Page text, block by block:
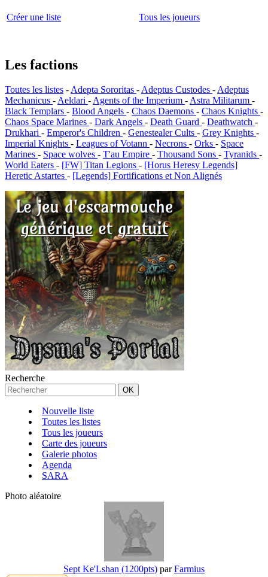
Créer une liste Tous les joueurs
Les factions
Toutes les listes -Adepta Sororitas -Adeptus Custodes -Adeptus
Mechanicus -Aeldari -Agents of the Imperium -Astra Militarum -
Black Templars - Blood Angels - Chaos Daemons - Chaos Knights -
Chaos Space Marines - Dark Angels - Death Guard - Deathwatch -
Drukhari - Emperor's Children - Genestealer Cults - Grey Knights -
Imperial Knights - Leagues of Votann - Necrons - Orks - Space
Marines - Space wolves - T'au Empire - Thousand Sons - Tyranids -
World Eaters - [FW] Titan Legions - [Horus Heresy Legends]
Heretic Astartes - [Legends] Fortifications et Non Alignés
Recherche
Nouvelle liste
Toutes les listes
Tous les joueurs
Carte des joueurs
Galerie photos
Agenda
SARA
Photo aléatoire
Sept Ke'Lshan (1200pts) parFarmius